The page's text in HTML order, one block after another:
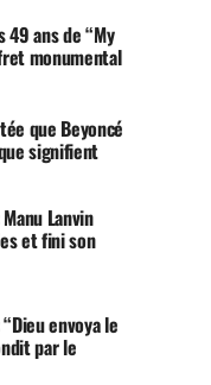
49 ans de “My
monumental
que Beyoncé
signifient
Lanvin
et fini son
envoya le
par le